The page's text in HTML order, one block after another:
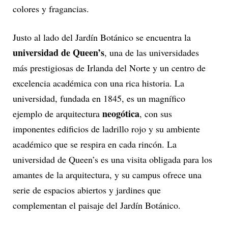
colores y fragancias.
Justo al lado del Jardín Botánico se encuentra la
universidad de Queen’s, una de las universidades
más prestigiosas de Irlanda del Norte y un centro de
excelencia académica con una rica historia. La
universidad, fundada en 1845, es un magnífico
ejemplo de arquitectura neogótica, con sus
imponentes edificios de ladrillo rojo y su ambiente
académico que se respira en cada rincón. La
universidad de Queen’s es una visita obligada para los
amantes de la arquitectura, y su campus ofrece una
serie de espacios abiertos y jardines que
complementan el paisaje del Jardín Botánico.